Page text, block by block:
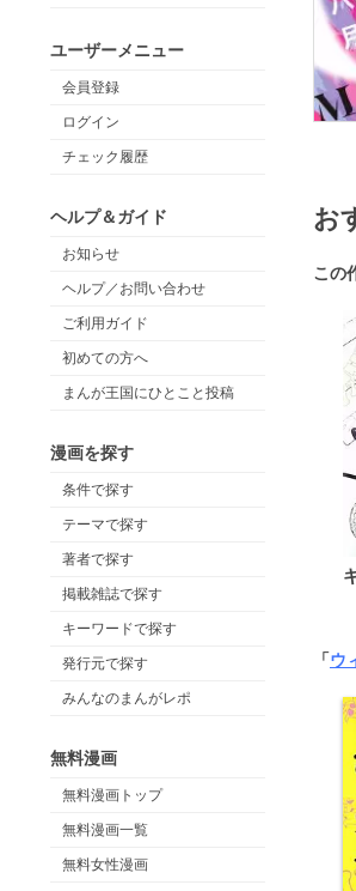
ユーザーメニュー
会員登録
ログイン
チェック履歴
ヘルプ＆ガイド
お知らせ
ヘルプ／お問い合わせ
ご利用ガイド
初めての方へ
まんが王国にひとこと投稿
漫画を探す
条件で探す
テーマで探す
著者で探す
掲載雑誌で探す
キーワードで探す
発行元で探す
みんなのまんがレポ
無料漫画
無料漫画トップ
無料漫画一覧
無料女性漫画
お
この
「ウ